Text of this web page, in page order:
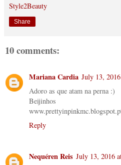
Style2Beauty
Share
10 comments:
Mariana Cardia July 13,
Adoro as que atam na perna :)
Beijinhos
Reply
Nequéren Reis July 13, 2016